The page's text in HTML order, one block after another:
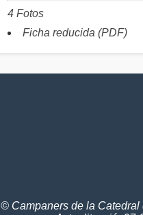
4 Fotos
Ficha reducida (PDF)
© Campaners de la Catedral